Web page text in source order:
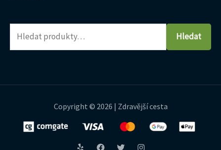
Hledat
Copyright © 2026 | Zdravější cesta